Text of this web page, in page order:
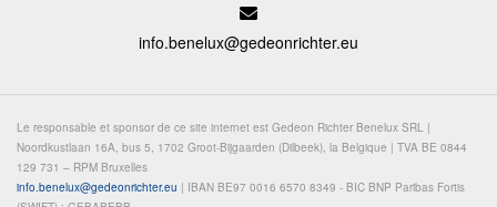
info.benelux@gedeonrichter.eu
Le responsable et sponsor de ce site internet est Gedeon Richter Benelux SRL |
Noordkustlaan 16A, bus 5, 1702 Groot-Bijgaarden (Dilbeek), la Belgique | TVA BE 0844
129 731 – RPM Bruxelles
info.benelux@gedeonrichter.eu | IBAN BE97 0016 6570 8349 - BIC BNP Paribas Fortis